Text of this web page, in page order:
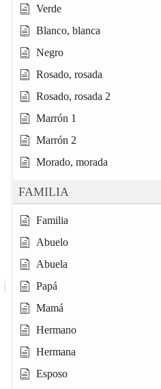
Verde
Blanco, blanca
Negro
Rosado, rosada
Rosado, rosada 2
Marrón 1
Marrón 2
Morado, morada
FAMILIA
Familia
Abuelo
Abuela
Papá
Mamá
Hermano
Hermana
Esposo